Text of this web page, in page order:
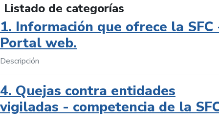
Listado de categorías
1. Información que ofrece la SFC
Portal web.
Descripción
4. Quejas contra entidades
vigiladas - competencia de la